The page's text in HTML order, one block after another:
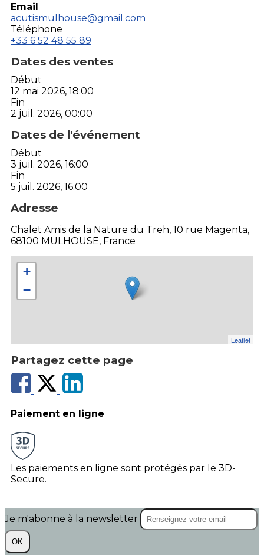
Email
acutismulhouse@gmail.com
Téléphone
+33 6 52 48 55 89
Dates des ventes
Début
12 mai 2026, 18:00
Fin
2 juil. 2026, 00:00
Dates de l'événement
Début
3 juil. 2026, 16:00
Fin
5 juil. 2026, 16:00
Adresse
Chalet Amis de la Nature du Treh, 10 rue Magenta,
68100 MULHOUSE, France
+
−
Leaflet
Partagez cette page
Paiement en ligne
Les paiements en ligne sont protégés par le 3D-
Secure.
Je m'abonne à la newsletter
OK